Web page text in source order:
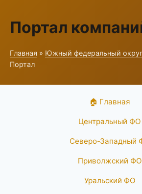
Портал
Главная » Южный федеральный округ
Портал
🏠 Главная
Центральный ФО
Северо-Западный
Приволжский ФО
Уральский ФО